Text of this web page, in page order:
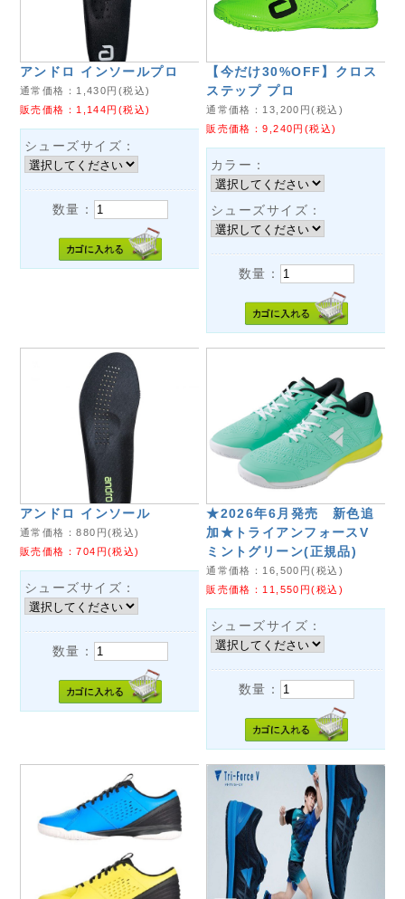
アンドロ インソールプロ
通常価格： 1,430円(税込)
販売価格： 1,144円(税込)
シューズサイズ：
数量：
【今だけ30%OFF】クロス
ステップ プロ
通常価格： 13,200 円(税込)
販売価格：9,240円(税込)
カラー：
シューズサイズ：
数量：
アンドロ インソール
通常価格：880 円(税込)
販売価格：704 円(税込)
シューズサイズ：
数量：
★2026年6月発売 新色追
加★トライアンフォースV
ミントグリーン(正規品)
通常価格： 16,500 円(税込)
販売価格： 11,550 円(税込)
シューズサイズ：
数量：